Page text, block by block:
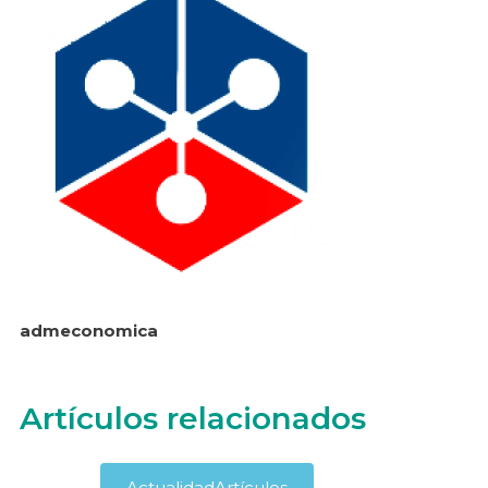
admeconomica
Artículos relacionados